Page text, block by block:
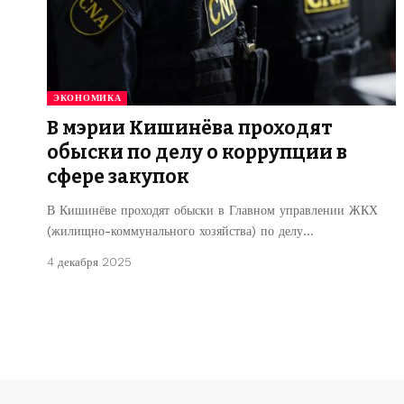
ЭКОНОМИКА
В мэрии Кишинёва проходят
обыски по делу о коррупции в
сфере закупок
В Кишинёве проходят обыски в Главном управлении ЖКХ
(жилищно-коммунального хозяйства) по делу…
4 декабря 2025